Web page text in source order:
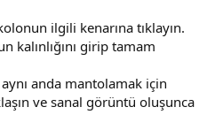
ilgili kenarına tıklayın.
kalınlığını girip tamam
anda mantolamak için
ve sanal görüntü oluşunca